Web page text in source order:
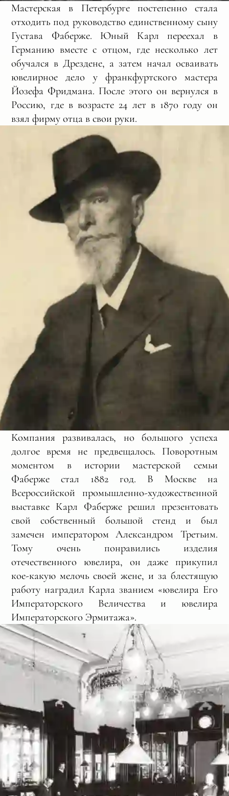
Мастерская в Петербурге постепенно стала
отходить под руководство единственному сыну
Густава Фаберже. Юный Карл переехал в
Германию вместе с отцом, где несколько лет
обучался в Дрездене, а затем начал осваивать
ювелирное дело у франкфуртского мастера
Йозефа Фридмана. После этого он вернулся в
Россию, где в возрасте 24 лет в 1870 году он
взял фирму отца в свои руки.
Компания развивалась, но большого успеха
долгое время не предвещалось. Поворотным
моментом в истории мастерской семьи
Фаберже стал 1882 год. В Москве на
Всероссийской промышленно-художественной
выставке Карл Фаберже решил презентовать
свой собственный большой стенд и был
замечен императором Александром Третьим.
Тому очень понравились изделия
отечественного ювелира, он даже прикупил
кое-какую мелочь своей жене, и за блестящую
работу наградил Карла званием «ювелира Его
Императорского Величества и ювелира
Императорского Эрмитажа».